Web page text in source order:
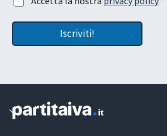
P
t
a
lc
t
n
Iscriviti!